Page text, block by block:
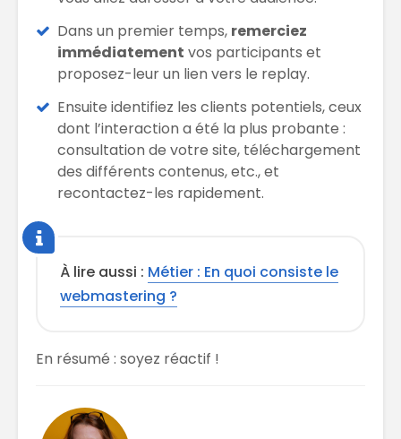
Dans un premier temps, remerciez
immédiatement vos participants et
proposez-leur un lien vers le replay.
Ensuite identifiez les clients potentiels, ceux
dont l’interaction a été la plus probante :
consultation de votre site, téléchargement
des différents contenus, etc., et
recontactez-les rapidement.
À lire aussi : Métier : En quoi consiste le
webmastering ?
En résumé : soyez réactif !